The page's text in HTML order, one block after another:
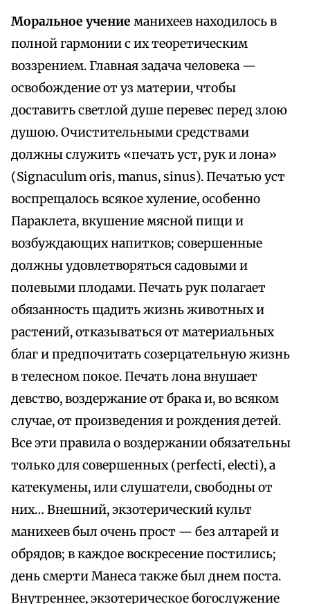
Моральное учение манихеев находилось в
полной гармонии с их теоретическим
воззрением. Главная задача человека —
освобождение от уз материи, чтобы
доставить светлой душе перевес перед злою
душою. Очистительными средствами
должны служить «печать уст, рук и лона»
(Signaculum oris, manus, sinus). Печатью уст
воспрещалось всякое хуление, особенно
Параклета, вкушение мясной пищи и
возбуждающих напитков; совершенные
должны удовлетворяться садовыми и
полевыми плодами. Печать рук полагает
обязанность щадить жизнь животных и
растений, отказываться от материальных
благ и предпочитать созерцательную жизнь
в телесном покое. Печать лона внушает
девство, воздержание от брака и, во всяком
случае, от произведения и рождения детей.
Все эти правила о воздержании обязательны
только для совершенных (perfecti, electi), а
катекумены, или слушатели, свободны от
них… Внешний, экзотерический культ
манихеев был очень прост — без алтарей и
обрядов; в каждое воскресение постились;
день смерти Манеса также был днем поста.
Внутреннее, экзотерическое богослужение